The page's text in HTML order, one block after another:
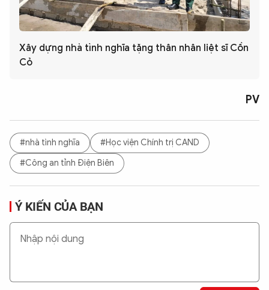
Xây dựng nhà tình nghĩa tặng thân nhân liệt sĩ Cồn
Cỏ
PV
#nhà tình nghĩa
#Học viện Chính trị CAND
#Công an tỉnh Điện Biên
Ý KIẾN CỦA BẠN